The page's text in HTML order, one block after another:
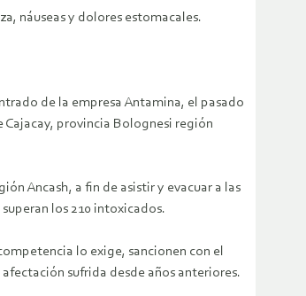
náuseas y dolores estomacales.
de la empresa Antamina, el pasado
provincia Bolognesi región
Ancash, a fin de asistir y evacuar a las
los 210 intoxicados.
lo exige, sancionen con el
sufrida desde años anteriores.